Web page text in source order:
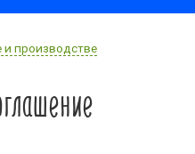
и производстве